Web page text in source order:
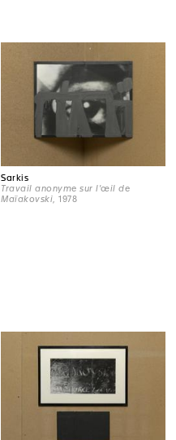
Sarkis
Travail anonyme sur l'œil de
Maïakovski , 1978